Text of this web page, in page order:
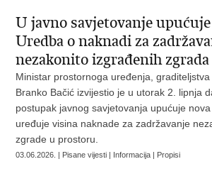
U javno savjetovanje
Uredba o naknadi za
nezakonito izgrađenih
Ministar prostornoga uređenja,
Branko Bačić izvijestio je u utorak 2. lipnja
postupak javnog savjetovanja upućuje
uređuje visina naknade za zadržavanje
zgrade u prostoru.
03.06.2026. | Pisane vijesti | Informacija | Propisi